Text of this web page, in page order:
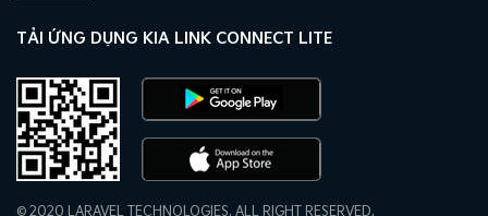
TẢI ỨNG DỤNG KIA LINK CONNECT LITE
© 2020 LARAVEL TECHNOLOGIES. ALL RIGHT RESERVED.